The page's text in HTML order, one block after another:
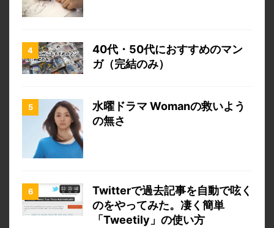
40代・50代におすすめのマン
ガ（完結のみ）
水曜ドラマ Womanの救いよう
の無さ
Twitterで過去記事を自動で呟く
のをやってみた。凄く簡単
「Tweetily」の使い方